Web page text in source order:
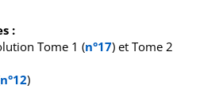
:
Tome 1 (n°17) et Tome 2
n°12)